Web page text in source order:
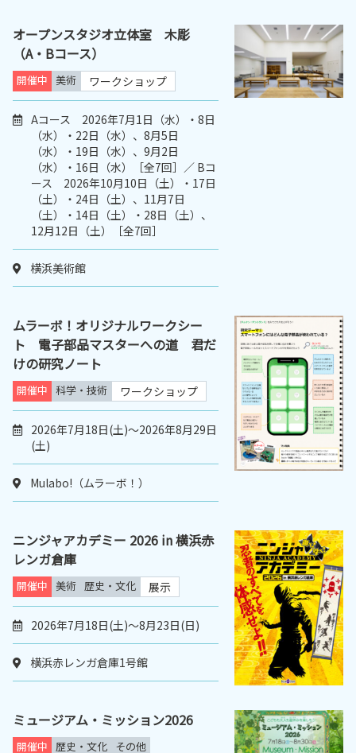
オープンスタジオ立体室 木彫
（A・Bコース）
開催中 美術 ワークショップ
Aコース 2026年7月1日（水）・8日
（水）・22日（水）、8月5日
（水）・19日（水）、9月2日
（水）・16日（水）［全7回］／ Bコ
ース 2026年10月10日（土）・17日
（土）・24日（土）、11月7日
（土）・14日（土）・28日（土）、
12月12日（土）［全7回］
横浜美術館
ムラーボ！オリジナルワークシー
ト 電子部品マスターへの道 君だ
けの研究ノート
開催中 科学・技術 ワークショップ
2026年7月18日(土)～2026年8月29日
(土)
Mulabo!（ムラーボ！）
ニンジャアカデミー 2026 in 横浜赤
レンガ倉庫
開催中 美術 歴史・文化 展示
2026年7月18日(土)～8月23日(日)
横浜赤レンガ倉庫1号館
ミュージアム・ミッション2026
開催中 歴史・文化 その他